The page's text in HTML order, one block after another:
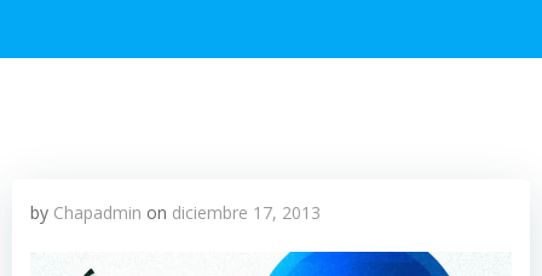
by Chapadmin on diciembre 17, 2013